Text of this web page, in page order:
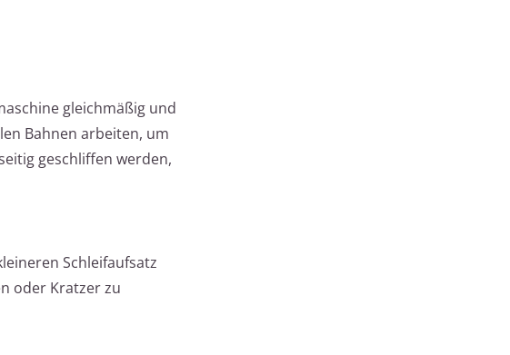
gleichmäßig und
Bahnen arbeiten, um
geschliffen werden,
Schleifaufsatz
oder Kratzer zu